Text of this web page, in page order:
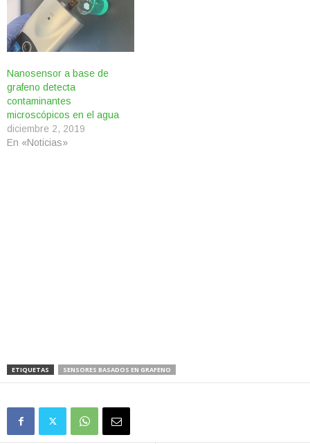
Nanosensor a base de
grafeno detecta
contaminantes
microscópicos en el agua
diciembre 2, 2019
En «Noticias»
ETIQUETAS SENSORES BASADOS EN GRAFENO